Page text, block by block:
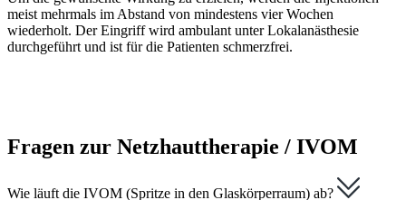
meist mehrmals im Abstand von mindestens vier Wochen
wiederholt. Der Eingriff wird ambulant unter Lokalanästhesie
durchgeführt und ist für die Patienten schmerzfrei.
Fragen zur Netzhauttherapie / IVOM
Wie läuft die IVOM (Spritze in den Glaskörperraum) ab?